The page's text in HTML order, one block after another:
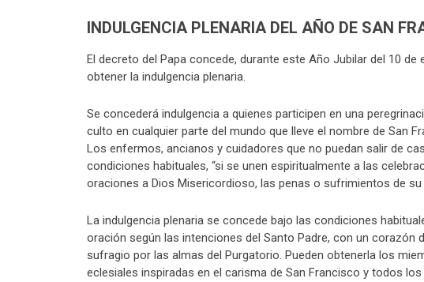
INDULGENCIA PLENARIA DEL AÑO DE SAN
El decreto del Papa concede, durante este Año Jubilar del 10
obtener la indulgencia plenaria.
Se concederá indulgencia a quienes participen en una
culto en cualquier parte del mundo que lleve el nombre de San
Los enfermos, ancianos y cuidadores que no puedan salir de
condiciones habituales, “si se unen espiritualmente a las
oraciones a Dios Misericordioso, las penas o sufrimientos de su
La indulgencia plenaria se concede bajo las condiciones
oración según las intenciones del Santo Padre, con un corazón
sufragio por las almas del Purgatorio. Pueden obtenerla los
eclesiales inspiradas en el carisma de San Francisco y todos